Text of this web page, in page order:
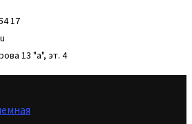
17
13 "а", эт. 4